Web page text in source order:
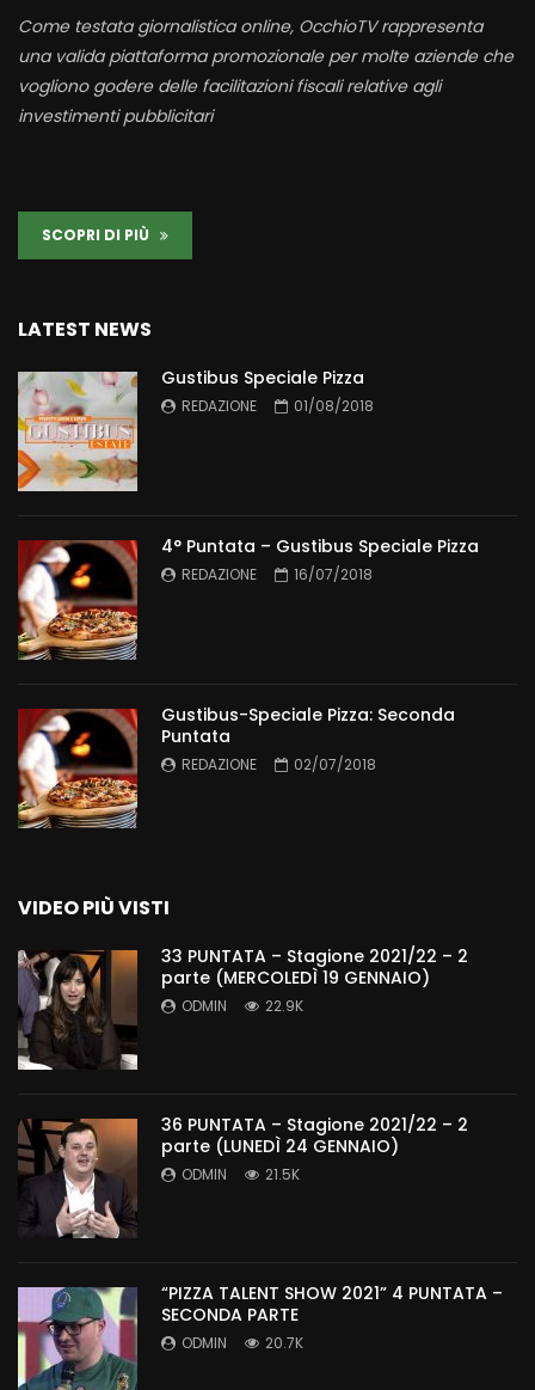
Come testata giornalistica online, OcchioTV rappresenta
una valida piattaforma promozionale per molte aziende che
vogliono godere delle facilitazioni fiscali relative agli
investimenti pubblicitari
SCOPRI DI PIÙ
LATEST NEWS
Gustibus Speciale Pizza
REDAZIONE 01/08/2018
4° Puntata – Gustibus Speciale Pizza
REDAZIONE 16/07/2018
Gustibus-Speciale Pizza: Seconda
Puntata
REDAZIONE 02/07/2018
VIDEO PIÙ VISTI
33 PUNTATA – Stagione 2021/22 – 2
parte (MERCOLEDÌ 19 GENNAIO)
ODMIN 22.9K
36 PUNTATA – Stagione 2021/22 – 2
parte (LUNEDÌ 24 GENNAIO)
ODMIN 21.5K
“PIZZA TALENT SHOW 2021” 4 PUNTATA –
SECONDA PARTE
ODMIN 20.7K